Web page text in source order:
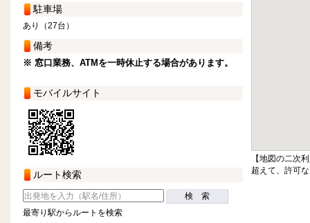
駐車場
あり（27台）
備考
※ 窓口業務、ATMを一時休止する場合があります。
モバイルサイト
ルート検索
検 索
最寄り駅からルートを検索
【地図の二次
超えて、許可